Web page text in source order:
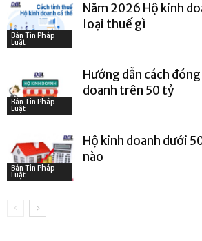
Bản Tin Pháp
Luật
Năm 2026 Hộ kinh
loại thuế gì
Bản Tin Pháp
Luật
Hướng dẫn cách
doanh trên 50 tỷ
Bản Tin Pháp
Luật
Hộ kinh doanh dưới
nào